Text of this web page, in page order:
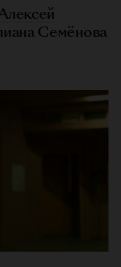
Семёнова